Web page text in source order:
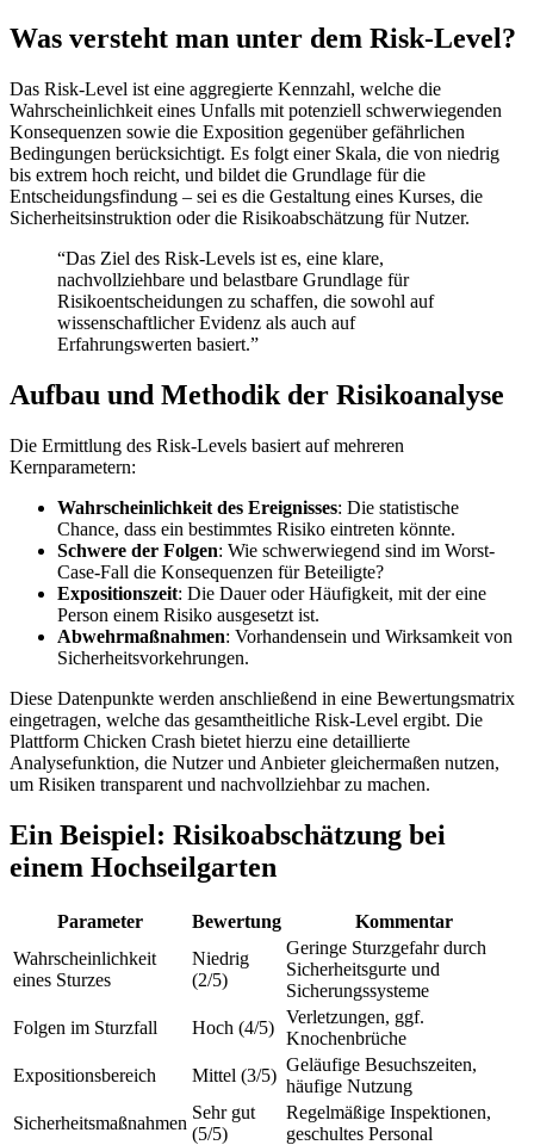
Was versteht man unter dem Risk-Level?
Das Risk-Level ist eine aggregierte Kennzahl, welche die
Wahrscheinlichkeit eines Unfalls mit potenziell schwerwiegenden
Konsequenzen sowie die Exposition gegenüber gefährlichen
Bedingungen berücksichtigt. Es folgt einer Skala, die von niedrig
bis extrem hoch reicht, und bildet die Grundlage für die
Entscheidungsfindung – sei es die Gestaltung eines Kurses, die
Sicherheitsinstruktion oder die Risikoabschätzung für Nutzer.
“Das Ziel des Risk-Levels ist es, eine klare,
nachvollziehbare und belastbare Grundlage für
Risikoentscheidungen zu schaffen, die sowohl auf
wissenschaftlicher Evidenz als auch auf
Erfahrungswerten basiert.”
Aufbau und Methodik der Risikoanalyse
Die Ermittlung des Risk-Levels basiert auf mehreren
Kernparametern:
Wahrscheinlichkeit des Ereignisses: Die statistische
Chance, dass ein bestimmtes Risiko eintreten könnte.
Schwere der Folgen: Wie schwerwiegend sind im Worst-
Case-Fall die Konsequenzen für Beteiligte?
Expositionszeit: Die Dauer oder Häufigkeit, mit der eine
Person einem Risiko ausgesetzt ist.
Abwehrmaßnahmen: Vorhandensein und Wirksamkeit von
Sicherheitsvorkehrungen.
Diese Datenpunkte werden anschließend in eine Bewertungsmatrix
eingetragen, welche das gesamtheitliche Risk-Level ergibt. Die
Plattform Chicken Crash bietet hierzu eine detaillierte
Analysefunktion, die Nutzer und Anbieter gleichermaßen nutzen,
um Risiken transparent und nachvollziehbar zu machen.
Ein Beispiel: Risikoabschätzung bei
einem Hochseilgarten
Parameter Bewertung
Kommentar
Wahrscheinlichkeit
eines Sturzes
Niedrig
(2/5)
Geringe Sturzgefahr durch
Sicherheitsgurte und
Sicherungssysteme
Folgen im Sturzfall
Hoch (4/5)
Verletzungen, ggf.
Knochenbrüche
Expositionsbereich
Mittel (3/5)
Geläufige Besuchszeiten,
häufige Nutzung
Sicherheitsmaßnahmen
Sehr gut
(5/5)
Regelmäßige Inspektionen,
geschultes Personal